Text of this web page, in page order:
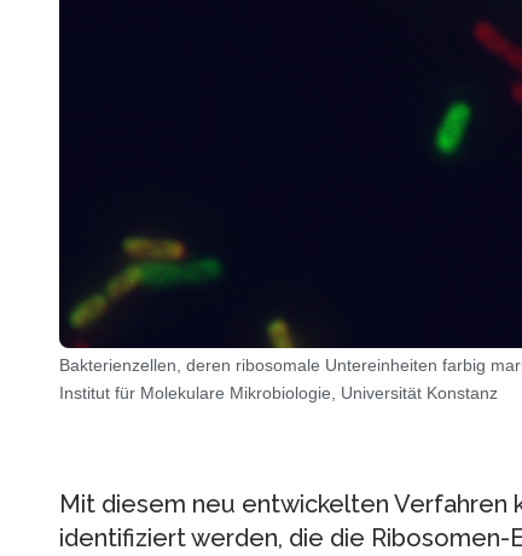
Bakterienzellen, deren ribosomale Untereinheiten farbig
Institut für Molekulare Mikrobiologie, Universität Konstanz
Mit diesem neu entwickelten Verfahren
identifiziert werden, die die